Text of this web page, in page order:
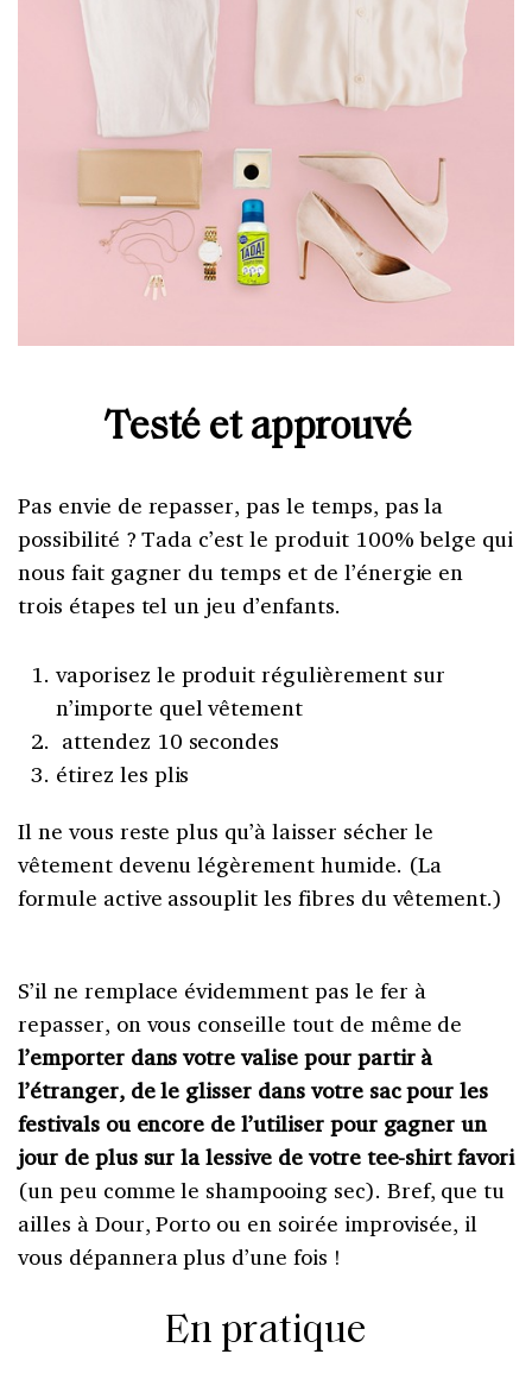
Testé et approuvé
Pas envie de repasser, pas le temps, pas la
possibilité ? Tada c’est le produit 100% belge qui
nous fait gagner du temps et de l’énergie en
trois étapes tel un jeu d’enfants.
vaporisez le produit régulièrement sur
n’importe quel vêtement
attendez 10 secondes
étirez les plis
Il ne vous reste plus qu’à laisser sécher le
vêtement devenu légèrement humide. (La
formule active assouplit les fibres du vêtement.)
S’il ne remplace évidemment pas le fer à
repasser, on vous conseille tout de même de
l’emporter dans votre valise pour partir à
l’étranger, de le glisser dans votre sac pour les
festivals ou encore de l’utiliser pour gagner un
jour de plus sur la lessive de votre tee-shirt favori
(un peu comme le shampooing sec). Bref, que tu
ailles à Dour, Porto ou en soirée improvisée, il
vous dépannera plus d’une fois !
En pratique